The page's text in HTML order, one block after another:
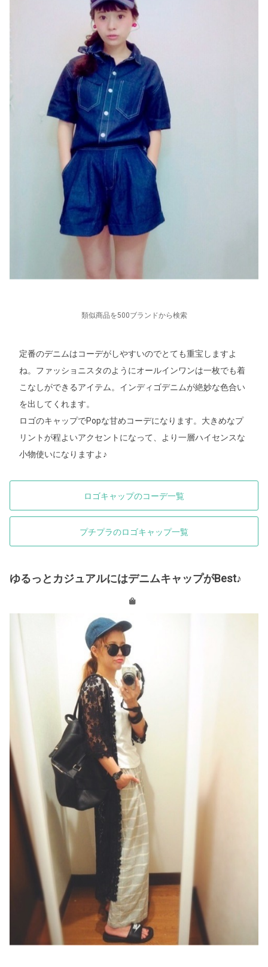
類似商品を500ブランドから検索
定番のデニムはコーデがしやすいのでとても重宝しますよ
ね。ファッショニスタのようにオールインワンは一枚でも着
こなしができるアイテム。インディゴデニムが絶妙な色合い
を出してくれます。
ロゴのキャップでPopな甘めコーデになります。大きめなプ
リントが程よいアクセントになって、より一層ハイセンスな
小物使いになりますよ♪
ロゴキャップのコーデ一覧
プチプラのロゴキャップ一覧
ゆるっとカジュアルにはデニムキャップがBest♪